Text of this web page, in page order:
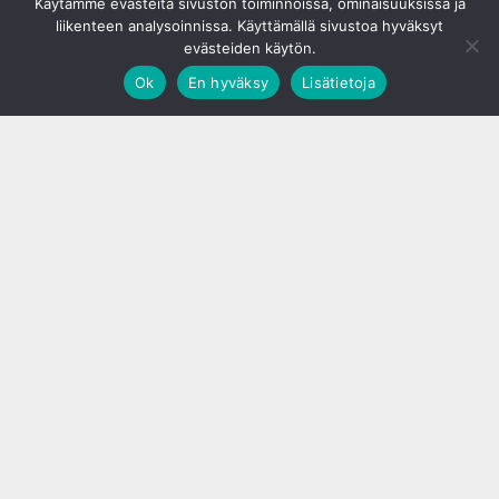
liikenteen analysoinnissa. Käyttämällä sivustoa hyväksyt
evästeiden käytön.
Ok
En hyväksy Lisätietoja